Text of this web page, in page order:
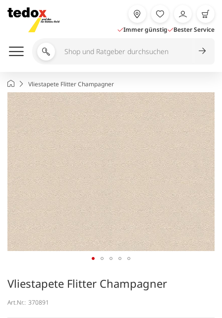
Inhalt
springen
Immer günstig Bester Service
Shop
durchsuchen
StartseiteVliestapete Flitter Champagner
Vliestapete Flitter Champagner
Art.Nr.: 370891